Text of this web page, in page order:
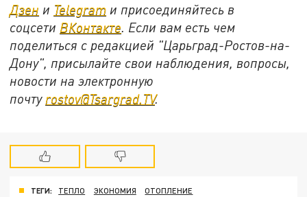
Дзен и Telegram и присоединяйтесь в
соцсети ВКонтакте . Если вам есть чем
поделиться с редакцией "Царьград-Ростов-на-
Дону", присылайте свои наблюдения, вопросы,
новости на электронную
почту rostov@Tsargrad.ТV.
ТЕГИ: ТЕПЛО ЭКОНОМИЯ ОТОПЛЕНИЕ